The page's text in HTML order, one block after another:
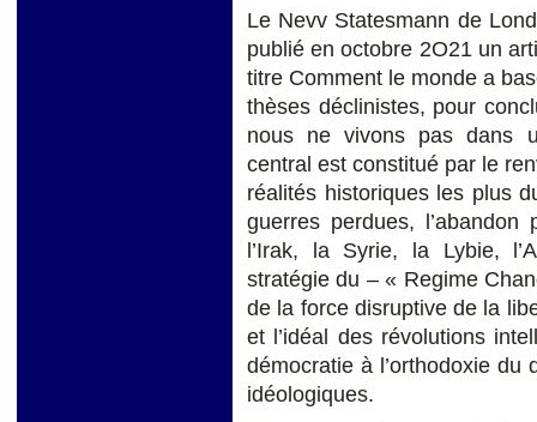
Le Nevv Statesmann de
publié en octobre 2O21 un
titre Comment le monde a
thèses déclinistes, pour
nous ne vivons pas dans
central est constitué par le
réalités historiques les plus
guerres perdues, l’abandon
l’Irak, la Syrie, la Lybie,
stratégie du – « Regime
de la force disruptive de la
et l’idéal des révolutions
démocratie à l’orthodoxie du
idéologiques.